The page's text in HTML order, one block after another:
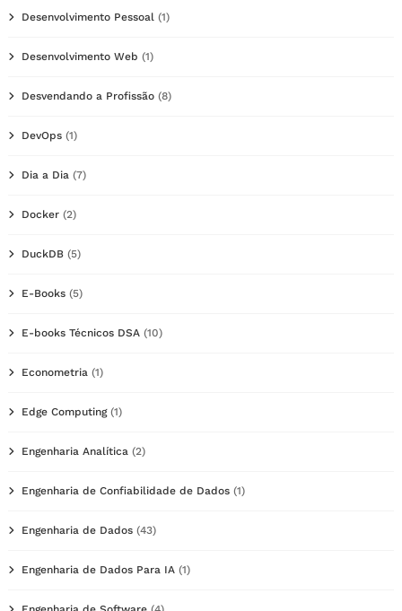
Desenvolvimento Pessoal (1)
Desenvolvimento Web (1)
Desvendando a Profissão (8)
DevOps (1)
Dia a Dia (7)
Docker (2)
DuckDB (5)
E-Books (5)
E-books Técnicos DSA (10)
Econometria (1)
Edge Computing(1)
Engenharia Analítica (2)
Engenharia de Confiabilidade de Dados (1)
Engenharia de Dados (43)
Engenharia de Dados Para IA (1)